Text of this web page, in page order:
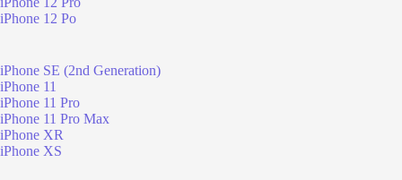
iPhone 12 Po
iPhone SE (2nd Generation)
iPhone 11
iPhone 11 Pro
iPhone 11 Pro Max
iPhone XR
iPhone XS